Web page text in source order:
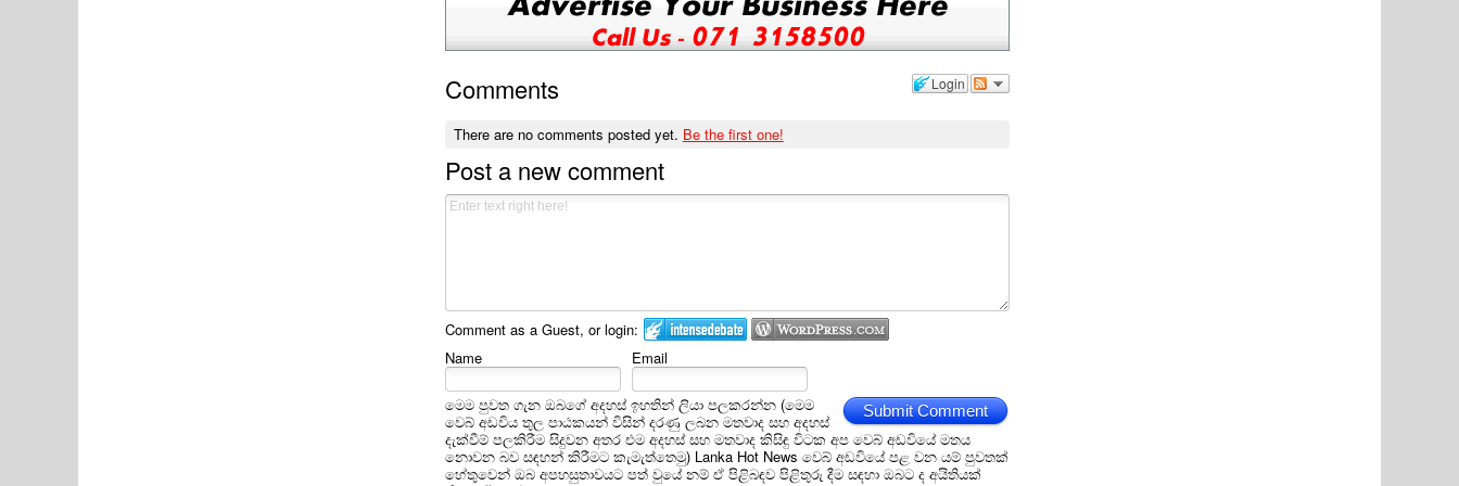
Login
Comments
There are no comments posted yet. Be the first one!
Post a new comment
Comment as a Guest, or login:
Name
Email
Submit Comment
මෙම පුවත ගැන ඔබගේ අදහස් ඉහතින් ලියා පලකරන්න (මෙම
වෙබ් අඩවිය තුල පාඨකයන් විසින් දරණු ලබන මතවාද සහ අදහස්
දැක්වීම් පලකිරීම සිදුවන අතර එම අදහස් සහ මතවාද කිසිඳු විටක අප වෙබ් අඩවියේ මතය
නොවන බව සඳහන් කිරීමට කැමැත්තෙමු) Lanka Hot News වෙබ් අඩවියේ පළ වන යම් පුවතක්
හේතුවෙන් ඔබ අපහසුතාවයට පත් වුයේ නම් ඒ පිළිබඳව පිළිතුරු දීම සඳහා ඔබට ද අයිතියක්